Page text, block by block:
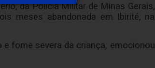
da Polícia Militar de Minas Gerais,
meses abandonada em Ibirité, na
e fome severa da criança, emocionou